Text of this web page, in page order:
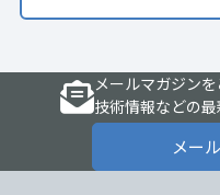
メールマガジン
技術情報などの最
メー